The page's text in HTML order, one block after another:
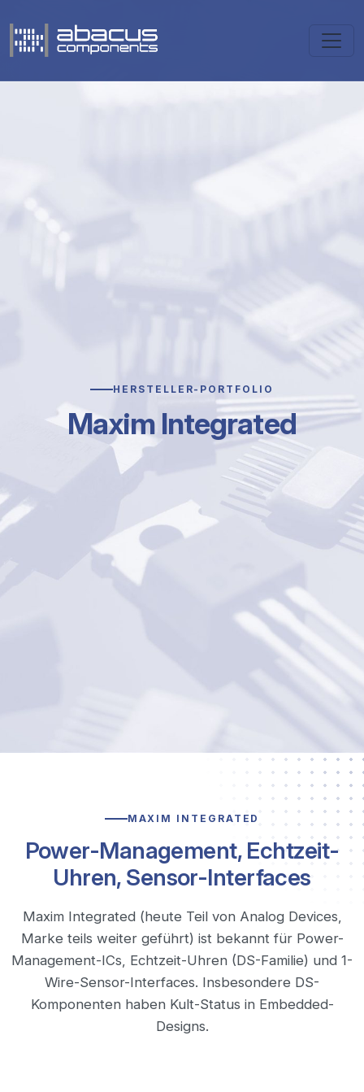
HERSTELLER-PORTFOLIO
Maxim Integrated
MAXIM INTEGRATED
Power-Management, Echtzeit-
Uhren, Sensor-Interfaces
Maxim Integrated (heute Teil von Analog Devices,
Marke teils weiter geführt) ist bekannt für Power-
Management-ICs, Echtzeit-Uhren (DS-Familie) und 1-
Wire-Sensor-Interfaces. Insbesondere DS-
Komponenten haben Kult-Status in Embedded-
Designs.